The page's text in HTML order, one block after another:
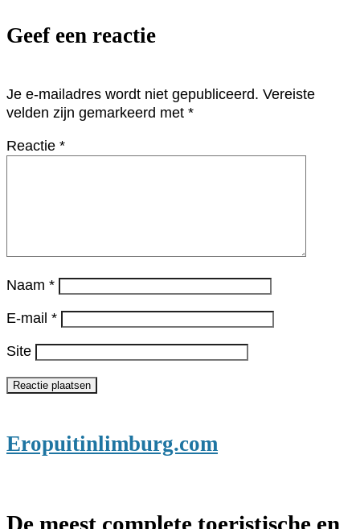
Geef een reactie
Je e-mailadres wordt niet gepubliceerd. Vereiste
velden zijn gemarkeerd met *
Reactie *
Naam *
E-mail *
Site
Eropuitinlimburg.com
De meest complete toeristische en